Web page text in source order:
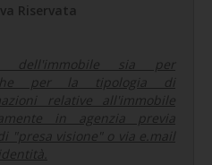
Riservata
dell'immobile sia per
che per la tipologia di
relative all'immobile
in agenzia previa
"presa visione" o via e.mail